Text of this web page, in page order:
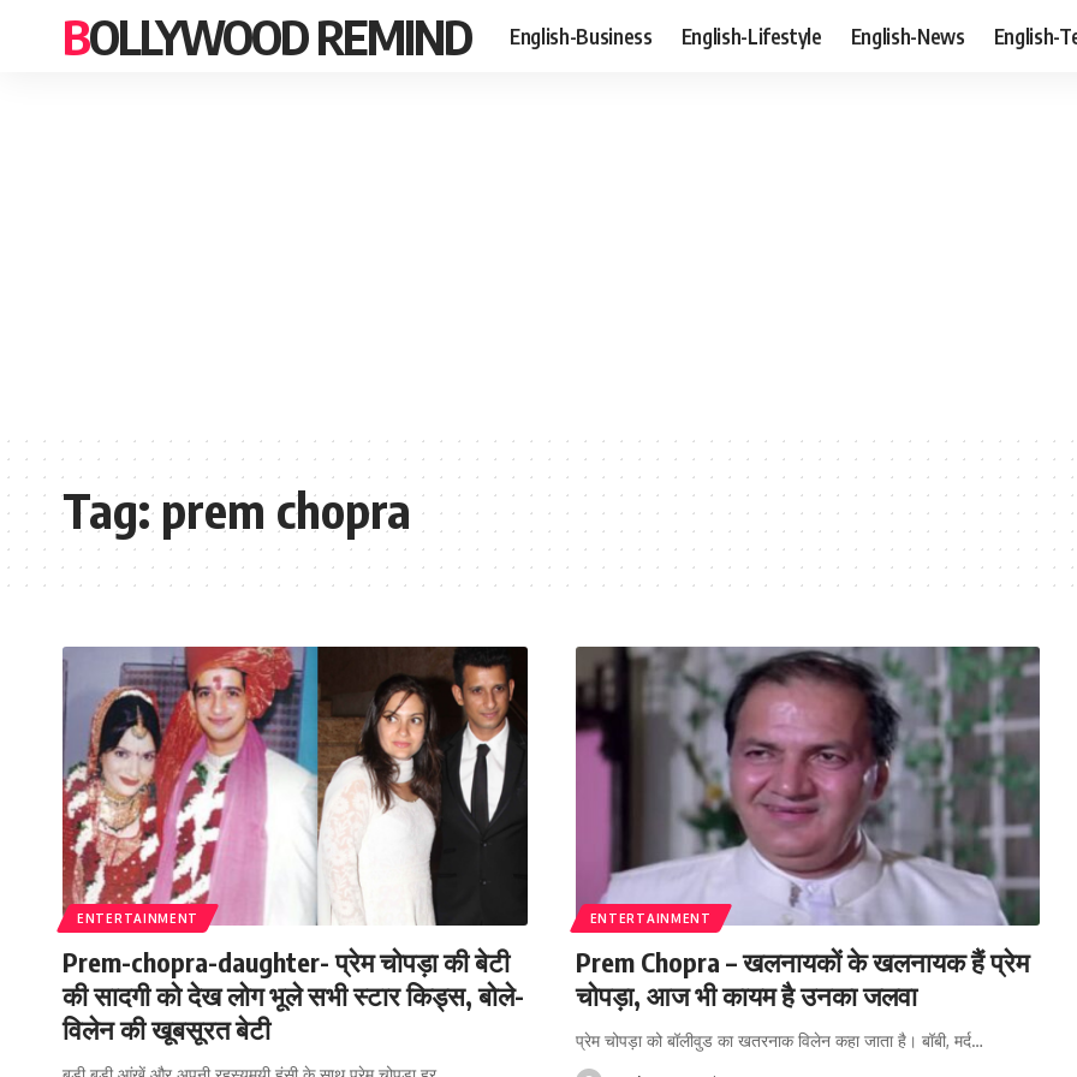
BOLLYWOOD REMIND English-Business English-Lifestyle English-News English-
Tag:prem chopra
ENTERTAINMENT
Prem-chopra-daughter- प्रेम चोपड़ा की बेटी
की सादगी को देख लोग भूले सभी स्टार किड्स, बोले-
विलेन की खूबसूरत बेटी
ENTERTAINMENT
Prem Chopra – खलनायकों के खलनायक हैं प्रेम
चोपड़ा, आज भी कायम है उनका जलवा
प्रेम चोपड़ा को बॉलीवुड का खतरनाक विलेन कहा जाता है। बॉबी, मर्द…